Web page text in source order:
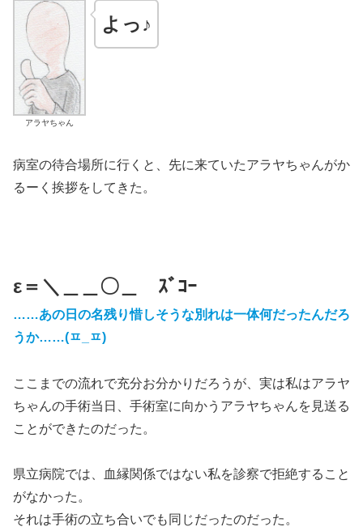
アラヤちゃん
よっ♪
病室の待合場所に行くと、先に来ていたアラヤちゃんがか
るーく挨拶をしてきた。
ε＝＼＿＿〇＿ ｽﾞｺｰ
……あの日の名残り惜しそうな別れは一体何だったんだろ
うか……(ㅍ_ㅍ)
ここまでの流れで充分お分かりだろうが、実は私はアラヤ
ちゃんの手術当日、手術室に向かうアラヤちゃんを見送る
ことができたのだった。
県立病院では、血縁関係ではない私を診察で拒絶すること
がなかった。
それは手術の立ち合いでも同じだったのだった。